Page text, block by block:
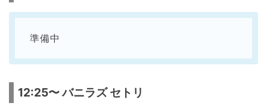
準備中
12:25〜 バニラズ セトリ